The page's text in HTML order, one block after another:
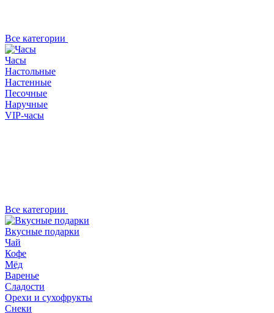
Все категории
Часы
Настольные
Настенные
Песочные
Наручные
VIP-часы
Все категории
Вкусные подарки
Чай
Кофе
Мёд
Варенье
Сладости
Орехи и сухофрукты
Снеки